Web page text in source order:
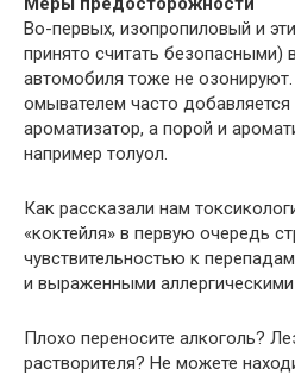
Во-первых, изопропиловый и
принято считать безопасными)
автомобиля тоже не
омывателем часто
ароматизатор, а порой и
например толуол.
Как рассказали нам
«коктейля» в первую очередь
чувствительностью к
и выраженными
Плохо переносите алкоголь?
растворителя? Не можете